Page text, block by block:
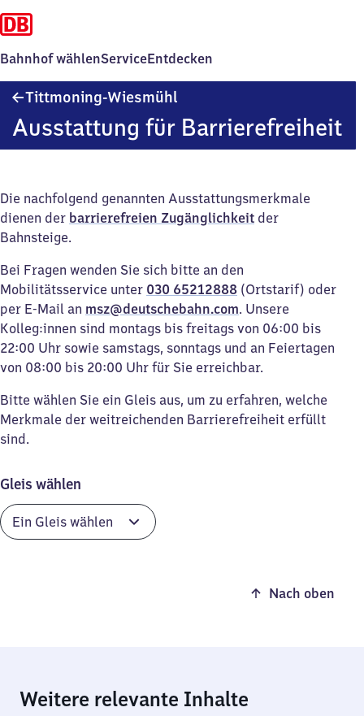
Bahnhof wählenServiceEntdecken
Tittmoning-Wiesmühl
Ausstattung für Barrierefreiheit
Die nachfolgend genannten Ausstattungsmerkmale
dienen der barrierefreien Zugänglichkeit der
Bahnsteige.
Bei Fragen wenden Sie sich bitte an den
Mobilitätsservice unter 030 65212888 (Ortstarif) oder
per E-Mail an msz@deutschebahn.com. Unsere
Kolleg:innen sind montags bis freitags von 06:00 bis
22:00 Uhr sowie samstags, sonntags und an Feiertagen
von 08:00 bis 20:00 Uhr für Sie erreichbar.
Bitte wählen Sie ein Gleis aus, um zu erfahren, welche
Merkmale der weitreichenden Barrierefreiheit erfüllt
sind.
Gleis wählen
Nach oben
Weitere relevante Inhalte